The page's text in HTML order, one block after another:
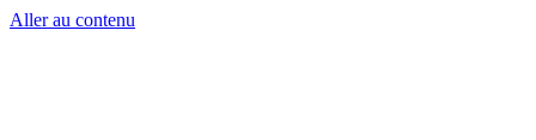
Aller au contenu